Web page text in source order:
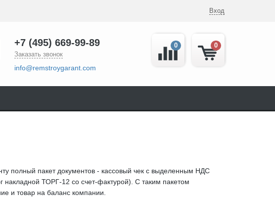
Вход
+7 (495) 669-99-89
Заказать звонок
info@remstroygarant.com
0
0
полный пакет документов - кассовый чек с выделенным НДС
ТОРГ-12 со счет-фактурой). С таким пакетом
и товар на баланс компании.